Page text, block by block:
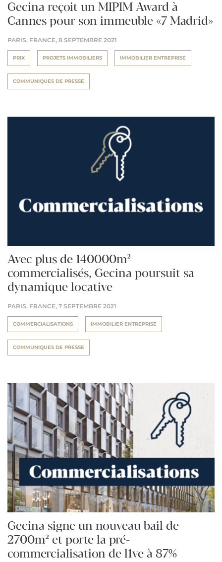
Gecina reçoit un MIPIM Award à
Cannes pour son immeuble «7 Madrid»
PARIS, FRANCE, 8 SEPTEMBRE 2021
PRIX PROJETS IMMOBILIERS IMMOBILIER ENTREPRISE
COMMUNIQUES DE PRESSE
Avec plus de 140000m²
commercialisés, Gecina poursuit sa
dynamique locative
PARIS, FRANCE, 7 SEPTEMBRE 2021
COMMERCIALISATIONS IMMOBILIER ENTREPRISE
COMMUNIQUES DE PRESSE
Gecina signe un nouveau bail de
2700m² et porte la pré-
commercialisation de l1ve à 87%